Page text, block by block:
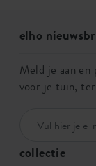
collectie
elho
Meld je aan
voor je tuin,